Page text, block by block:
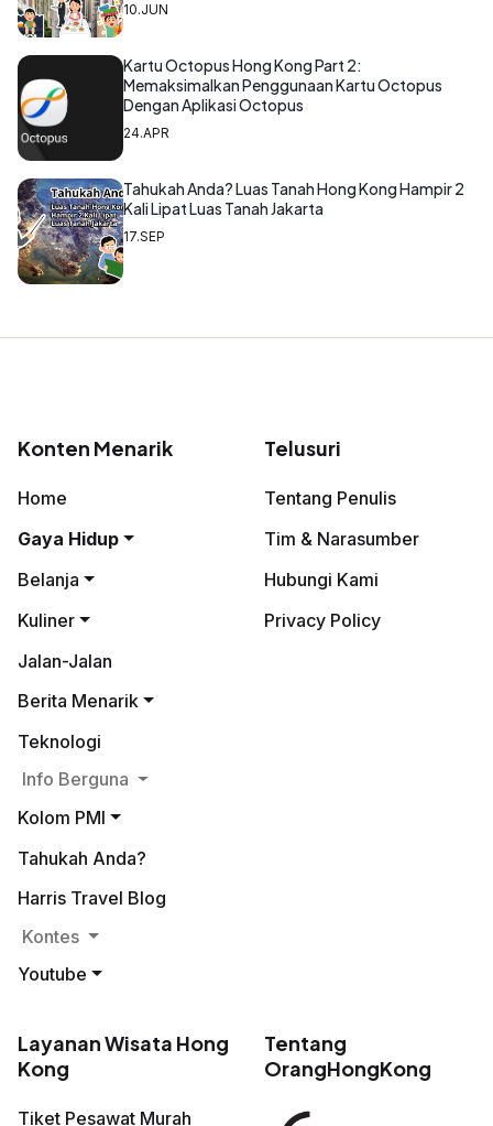
10.JUN
Kartu Octopus Hong Kong Part 2:
Memaksimalkan Penggunaan Kartu Octopus
Dengan Aplikasi Octopus
24.APR
Tahukah Anda? Luas Tanah Hong Kong Hampir 2
Kali Lipat Luas Tanah Jakarta
17.SEP
Konten Menarik
Home
Gaya Hidup
Belanja
Kuliner
Jalan-Jalan
Berita Menarik
Teknologi
Info Berguna
Kolom PMI
Tahukah Anda?
Harris Travel Blog
Kontes
Youtube
Telusuri
Tentang Penulis
Tim & Narasumber
Hubungi Kami
Privacy Policy
Layanan Wisata Hong
Kong
Tiket Pesawat Murah
Tentang
OrangHongKong